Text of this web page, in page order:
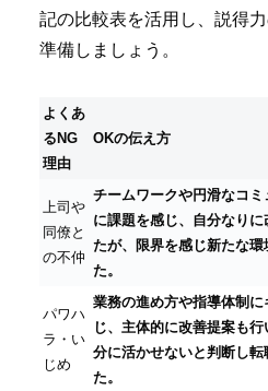
記の比較表を活用し、説得
準備しましょう。
よくあ
るNG
理由
OKの伝え方
上司や
同僚と
の不仲
チームワークや円滑なコ
に課題を感じ、自分なりに
たが、限界を感じ新たな環
た。
パワハ
ラ・い
じめ
業務の進め方や指導体制に
じ、主体的に改善提案も
分に活かせないと判断し転
た。